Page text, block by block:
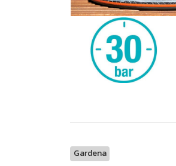
Gardena